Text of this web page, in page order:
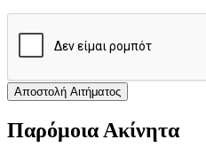
Αποστολή Αιτήματος
Παρόμοια Ακίνητα